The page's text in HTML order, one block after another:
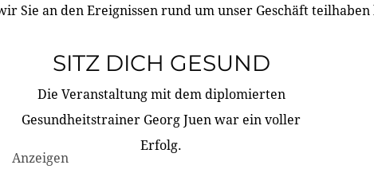
Sie an den Ereignissen rund um unser Geschäft teilhaben
SITZ DICH GESUND
Die Veranstaltung mit dem diplomierten
Gesundheitstrainer Georg Juen war ein voller
Erfolg.
Anzeigen